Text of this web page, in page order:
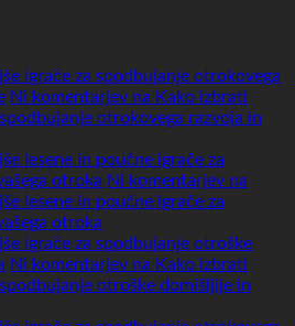
igrače za spodbujanje otrokovega
Ni komentarjev na Kako izbrati
otrokovega razvoja in
lesene in poučne igrače za
otroka Ni komentarjev na
lesene in poučne igrače za
otroka
igrače za spodbujanje otroške
Ni komentarjev na Kako izbrati
otroške domišljije in